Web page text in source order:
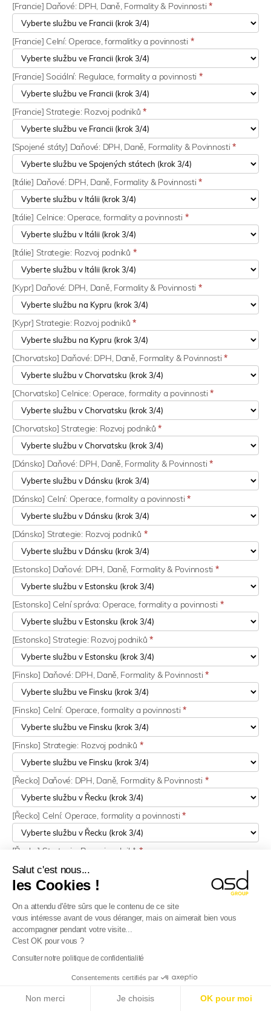
Salut c'est nous...
les Cookies !
On a attendu d'être sûrs que le contenu de ce site
vous intéresse avant de vous déranger, mais on aimerait bien vous
accompagner pendant votre visite...
C'est OK pour vous ?
Consulter notre politique de confidentialité
Consentements certifiés par
Non merci Je choisis OK pour moi
[Francie] Daňové: DPH, Daně, Formality & Povinnosti*
[Francie] Celní: Operace, formalitky a povinnosti *
[Francie] Sociální: Regulace, formality a povinnosti *
[Francie] Strategie: Rozvoj podniků*
[Spojené státy] Daňové: DPH, Daně, Formality & Povinnosti*
[Itálie] Daňové: DPH, Daně, Formality & Povinnosti*
[Itálie] Celnice: Operace, formality a povinnosti *
[Itálie] Strategie: Rozvoj podniků *
[Kypr] Daňové: DPH, Daně, Formality & Povinnosti *
[Kypr] Strategie: Rozvoj podniků*
[Chorvatsko] Daňové: DPH, Daně, Formality & Povinnosti*
[Chorvatsko] Celnice: Operace, formality a povinnosti*
[Chorvatsko] Strategie: Rozvoj podniků*
[Dánsko] Daňové: DPH, Daně, Formality & Povinnosti*
[Dánsko] Celní: Operace, formality a povinnosti*
[Dánsko] Strategie: Rozvoj podniků *
[Estonsko] Daňové: DPH, Daně, Formality & Povinnosti *
[Estonsko] Celní správa: Operace, formality a povinnosti *
[Estonsko] Strategie: Rozvoj podniků *
[Finsko] Daňové: DPH, Daně, Formality & Povinnosti*
[Finsko] Celní: Operace, formality a povinnosti*
[Finsko] Strategie: Rozvoj podniků *
[Řecko] Daňové: DPH, Daně, Formality & Povinnosti *
[Řecko] Celní: Operace, formality a povinnosti*
[Řecko] Strategie: Rozvoj podniků *
[Maďarsko] Daňové: DPH, Daně, Formality & Povinnosti*
[Maďarsko] Strategie: Rozvoj podniků*
[Irsko] Daňové: DPH, Daně, Formality & Povinnosti
společnosti, připravte se!
Více informací